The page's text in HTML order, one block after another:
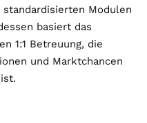
Modulen
basiert das
1:1 Betreuung, die
und Marktchancen